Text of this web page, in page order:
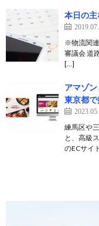
本日の主
※物流関
審議会 道
[…]
アマゾ
東京都
練馬区や
と、高級
のECサイ